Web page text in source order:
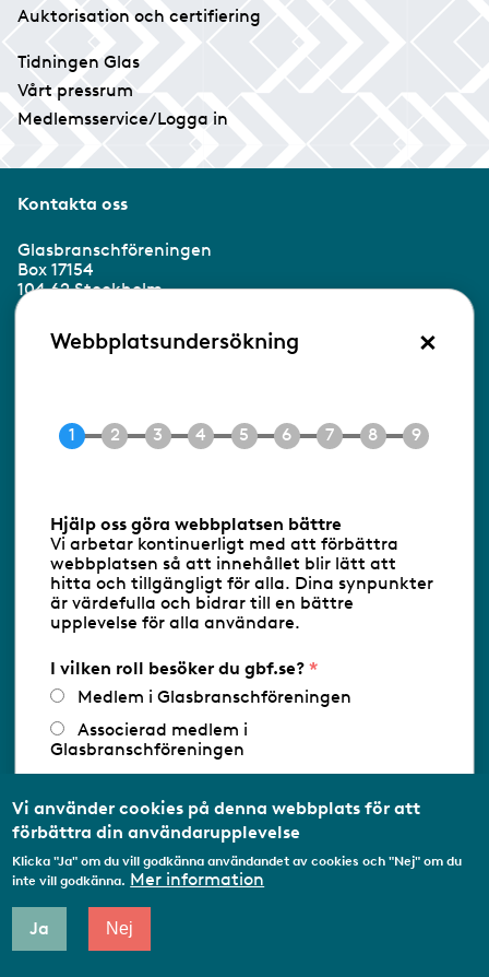
Auktorisation och certifiering
Tidningen Glas
Vårt pressrum
Medlemsservice/Logga in
Kontakta oss
Glasbranschföreningen
Box 17154
104 62 Stockholm
Besöksadress:
Ringvägen 100
E-post info@gbf.se
Följ oss via RSS
Databasens namn:www.gbf.se-
Glasbranschföreningen AB - Ansvarig
utgivare: Sofia Wahlgren
Webbplatsundersökning ×
Hjälp oss göra webbplatsen bättre
Vi arbetar kontinuerligt med att förbättra
webbplatsen så att innehållet blir lätt att
hitta och tillgängligt för alla. Dina synpunkter
är värdefulla och bidrar till en bättre
upplevelse för alla användare.
I vilken roll besöker du gbf.se?
Medlem i Glasbranschföreningen
Associerad medlem i
Glasbranschföreningen
medlemsorganisation/Svenskt Näringsliv
Utbildningsaktör
Student
Annat...
Vi använder cookies på denna webbplats för att
förbättra din användarupplevelse
Klicka "Ja" om du vill godkänna användandet av cookies och "Nej" om du
inte vill godkänna. Mer information
Ja Nej